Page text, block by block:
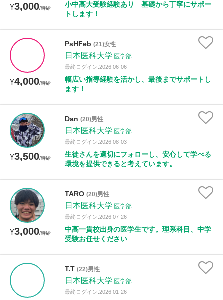
¥3,000/時給
小中高大受験経験あり 基礎から丁寧にサポー
トします！
¥4,000/時給
PsHFeb (21)女性
日本医科大学 医学部
最終ログイン:2026-06-06
幅広い指導経験を活かし、最後までサポートし
ます！
¥3,500/時給
Dan (20)男性
日本医科大学 医学部
最終ログイン:2026-08-03
生徒さんを適切にフォローし、安心して学べる
環境を提供できると考えています。
¥3,000/時給
TARO (20)男性
日本医科大学 医学部
最終ログイン:2026-07-26
中高一貫校出身の医学生です。理系科目、中学
受験お任せください
T.T (22)男性
日本医科大学 医学部
最終ログイン:2026-01-26